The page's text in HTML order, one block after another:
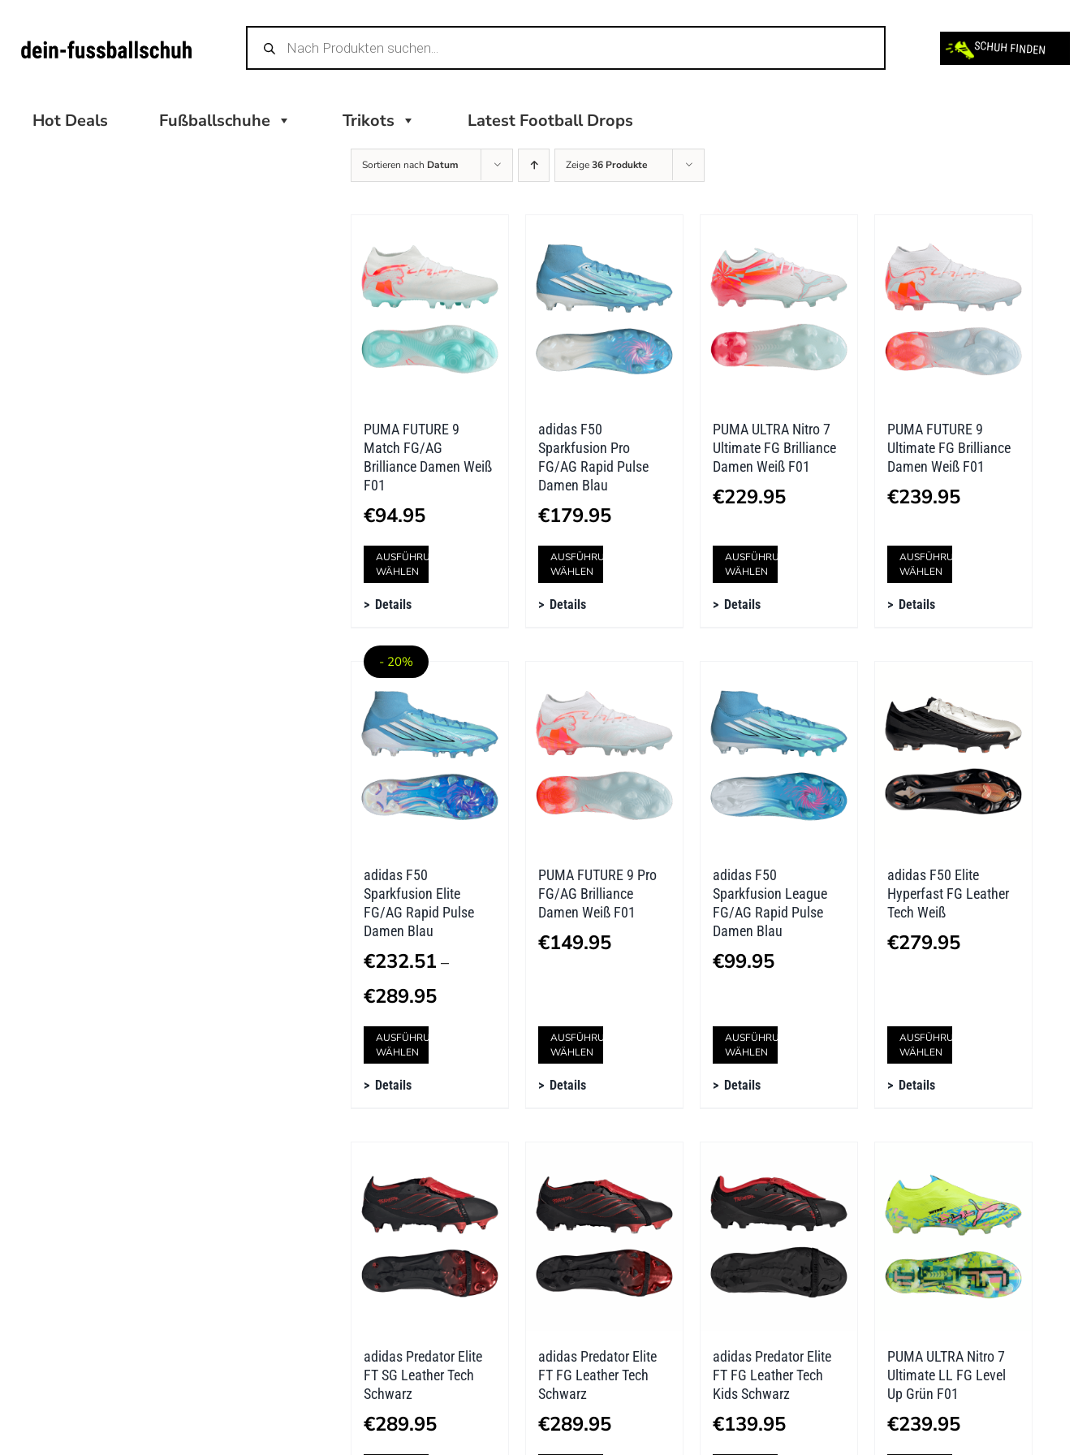
Inhalt
Products
search SCHUH FINDEN
Hot Deals Fußballschuhe Trikots Latest Football Drops
Sortieren nach Datum Zeige36 Produkte
PUMA FUTURE 9
Match FG/AG
Brilliance Damen Weiß
F01
€94.95
AUSFÜHRUNG
WÄHLEN
Dieses
Produkt
Varianten
Die
Optionen
können
auf
gewählt
werden
Details
adidas F50
Sparkfusion Pro
FG/AG Rapid Pulse
Damen Blau
€179.95
AUSFÜHRUNG
WÄHLEN
Dieses
Produkt
auf.
Die
Optionen
können
auf
Produktseite
gewählt
werden
Details
PUMA ULTRA Nitro 7
Ultimate FG Brilliance
Damen Weiß F01
€229.95
AUSFÜHRUNG
WÄHLEN
Dieses
Produkt
auf.
Die
Optionen
können
auf
gewählt
werden
Details
PUMA FUTURE 9
Ultimate FG Brilliance
Damen Weiß F01
€239.95
AUSFÜHRUNG
WÄHLEN
Dieses
Produkt
auf.
Die
Optionen
können
Produktseite
werden
Details
- 20%
adidas F50
Sparkfusion Elite
FG/AG Rapid Pulse
Damen Blau
€232.51 –
€289.95Preisspanne:
AUSFÜHRUNG
WÄHLEN
Dieses
Produkt
auf.
Die
Optionen
können
Produktseite
werden
Details
PUMA FUTURE 9 Pro
FG/AG Brilliance
Damen Weiß F01
€149.95
AUSFÜHRUNG
WÄHLEN
Dieses
Produkt
auf.
Die
Optionen
können
Produktseite
werden
Details
adidas F50
Sparkfusion League
FG/AG Rapid Pulse
Damen Blau
€99.95
AUSFÜHRUNG
WÄHLEN
Dieses
Produkt
auf.
Die
Optionen
können
Produktseite
gewählt
werden
Details
adidas F50 Elite
Hyperfast FG Leather
Tech Weiß
€279.95
AUSFÜHRUNG
WÄHLEN
Dieses
Produkt
auf.
Die
können
auf
Produktseite
gewählt
werden
Details
adidas Predator Elite
FT SG Leather Tech
Schwarz
€289.95
adidas Predator Elite
FT FG Leather Tech
Schwarz
€289.95
adidas Predator Elite
FT FG Leather Tech
Kids Schwarz
€139.95
PUMA ULTRA Nitro 7
Ultimate LL FG Level
Up Grün F01
€239.95